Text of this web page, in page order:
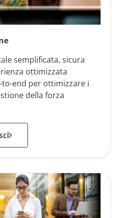
semplificata, sicura
ottimizzata
end per ottimizzare i
della forza